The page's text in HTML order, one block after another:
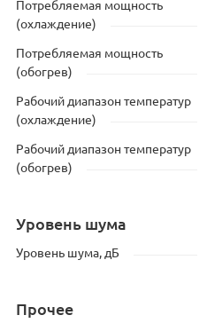
Потребляемая мощность
(охлаждение)
Потребляемая мощность
(обогрев)
Рабочий диапазон температур
(охлаждение)
Рабочий диапазон температур
(обогрев)
Уровень шума
Уровень шума, дБ
Прочее